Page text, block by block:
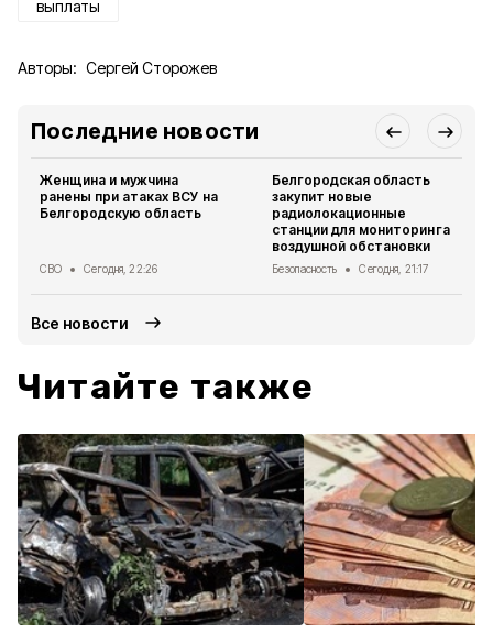
выплаты
Авторы: Сергей Сторожев
Последние новости
Женщина и мужчина
ранены при атаках ВСУ на
Белгородскую область
СВО Сегодня, 22:26
Белгородская область
закупит новые
радиолокационные
станции для мониторинга
воздушной обстановки
Безопасность Сегодня, 21:17
Все новости
Читайте также